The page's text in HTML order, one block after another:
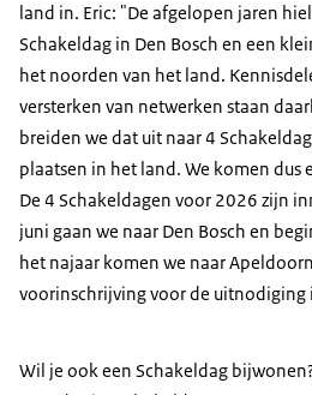
land in. Eric: "De afgelopen jaren
Schakeldag in Den Bosch en een
het noorden van het land.
versterken van netwerken staan
breiden we dat uit naar 4
plaatsen in het land. We komen dus
De 4 Schakeldagen voor 2026 zijn
juni gaan we naar Den Bosch en
het najaar komen we naar
voorinschrijving voor de uitnodiging
Wil je ook een Schakeldag